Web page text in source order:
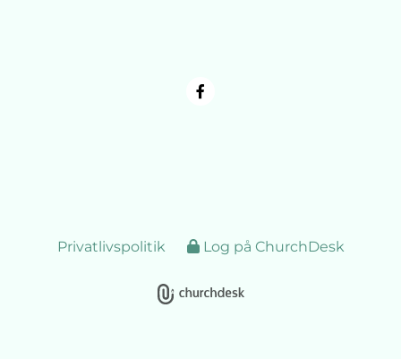
Privatlivspolitik Log på ChurchDesk